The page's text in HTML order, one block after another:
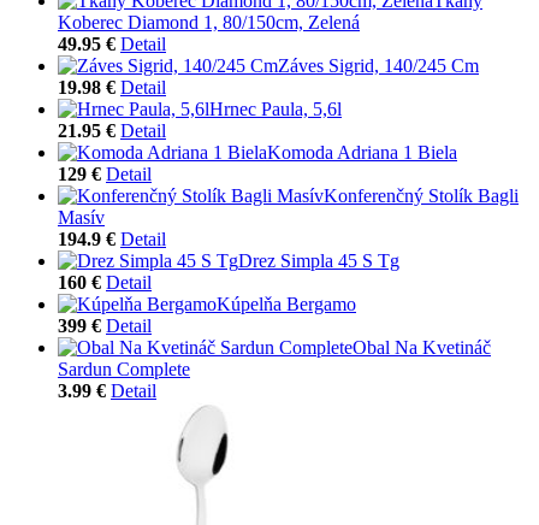
Koberec Diamond 1, 80/150cm, Zelená
49.95 € Detail
Záves Sigrid, 140/245 Cm
19.98 € Detail
Hrnec Paula, 5,6l
21.95 € Detail
Komoda Adriana 1 Biela
129 € Detail
Konferenčný Stolík Bagli
Masív
194.9 € Detail
Drez Simpla 45 S Tg
160 € Detail
Kúpelňa Bergamo
399 € Detail
Obal Na Kvetináč
Sardun Complete
3.99 € Detail